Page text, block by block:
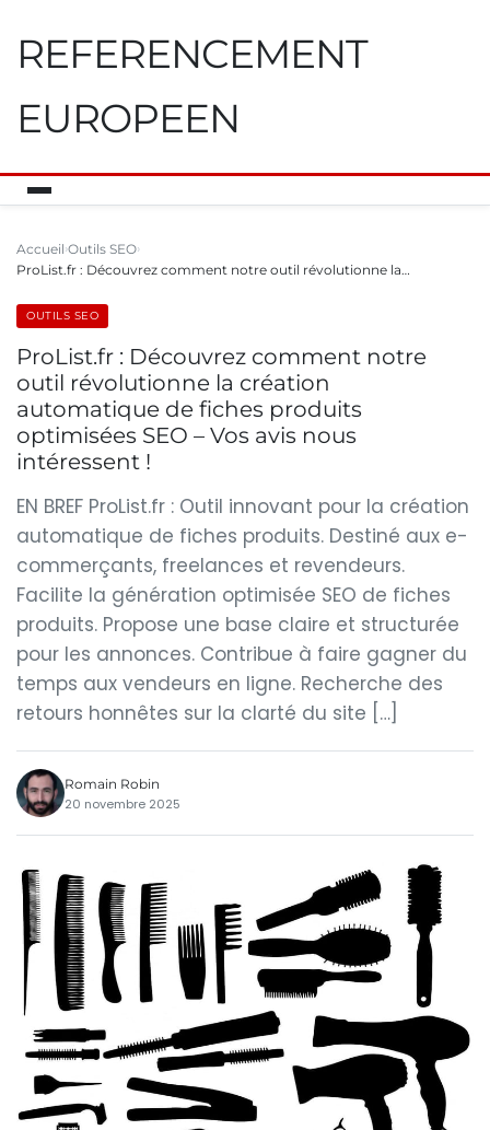
REFERENCEMENT
EUROPEEN
Accueil Outils SEO
ProList.fr : Découvrez comment notre outil révolutionne la…
OUTILS SEO
ProList.fr : Découvrez comment notre
outil révolutionne la création
automatique de fiches produits
optimisées SEO – Vos avis nous
intéressent !
EN BREF ProList.fr : Outil innovant pour la création
automatique de fiches produits. Destiné aux e-
commerçants, freelances et revendeurs.
Facilite la génération optimisée SEO de fiches
produits. Propose une base claire et structurée
pour les annonces. Contribue à faire gagner du
temps aux vendeurs en ligne. Recherche des
retours honnêtes sur la clarté du site […]
Romain Robin
20 novembre 2025